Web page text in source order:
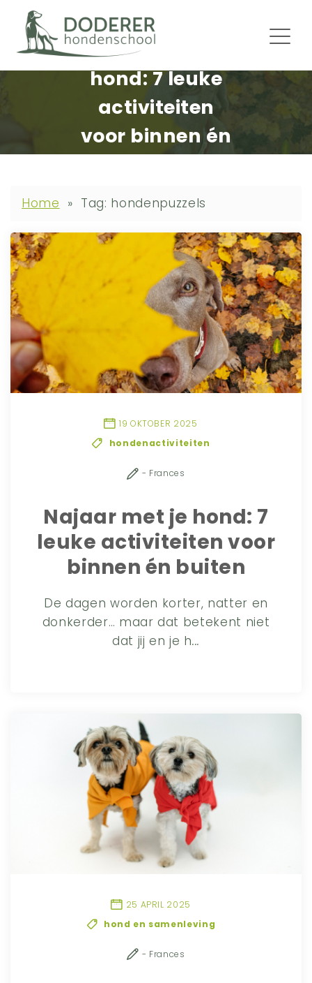
Najaar met je
hond: 7 leuke
activiteiten
voor binnen én
Home » Tag: hondenpuzzels
19 OKTOBER 2025
hondenactiviteiten
- Frances
Najaar met je hond: 7
leuke activiteiten voor
binnen én buiten
De dagen worden korter, natter en
donkerder… maar dat betekent niet
dat jij en je h...
25 APRIL 2025
hond en samenleving
- Frances